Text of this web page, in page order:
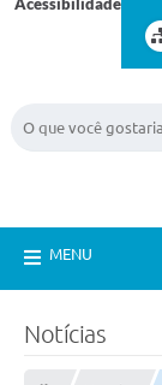
MENU
Notícias